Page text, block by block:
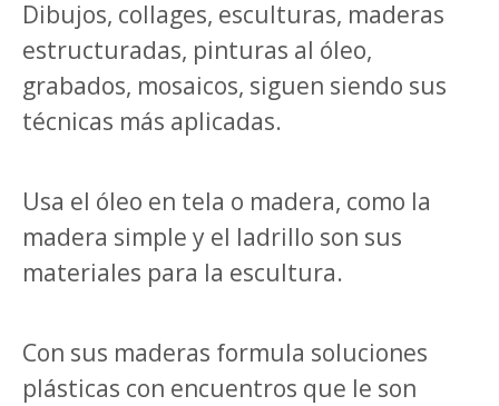
Dibujos, collages, esculturas, maderas
estructuradas, pinturas al óleo,
grabados, mosaicos, siguen siendo sus
técnicas más aplicadas.
Usa el óleo en tela o madera, como la
madera simple y el ladrillo son sus
materiales para la escultura.
Con sus maderas formula soluciones
plásticas con encuentros que le son